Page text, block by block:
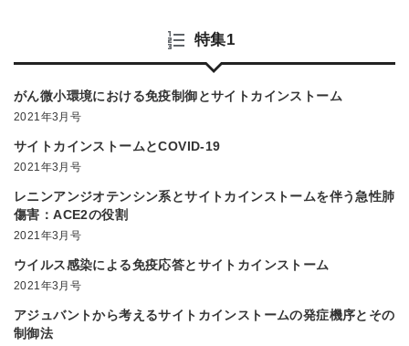
特集1
がん微小環境における免疫制御とサイトカインストーム
2021年3月号
サイトカインストームとCOVID-19
2021年3月号
レニンアンジオテンシン系とサイトカインストームを伴う急性肺
傷害：ACE2の役割
2021年3月号
ウイルス感染による免疫応答とサイトカインストーム
2021年3月号
アジュバントから考えるサイトカインストームの発症機序とその
制御法